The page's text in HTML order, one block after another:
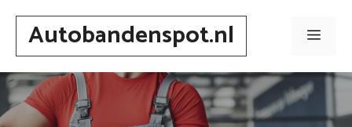
Spring
inhoudAutobandenspot.nl Menu